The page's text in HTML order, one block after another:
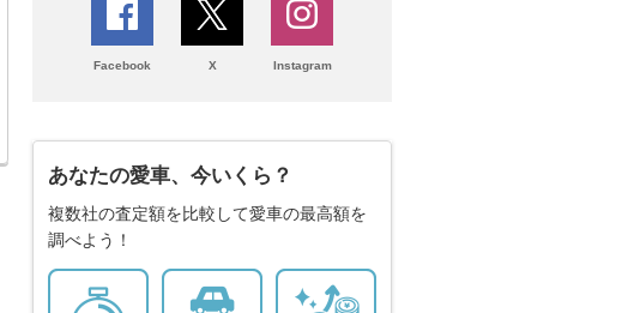
Facebook X Instagram
あなたの愛車、今いくら？
複数社の査定額を比較して愛車の最高額を
調べよう！